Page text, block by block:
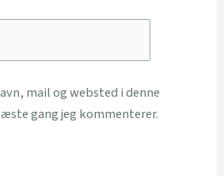
mail og websted i denne
gang jeg kommenterer.